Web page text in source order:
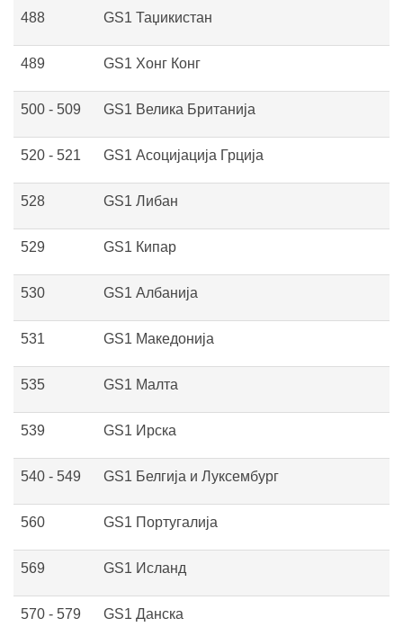
488 GS1 Таџикистан
489 GS1 Хонг Конг
500 - 509 GS1 Велика Британија
520 - 521 GS1 Асоцијација Грција
528 GS1 Либан
529 GS1 Кипар
530 GS1 Албанија
531 GS1 Македонија
535 GS1 Малта
539 GS1 Ирска
540 - 549 GS1 Белгија и Луксембург
560 GS1 Португалија
569 GS1 Исланд
570 - 579 GS1 Данска